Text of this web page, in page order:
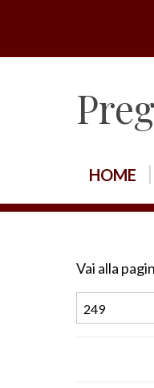
i
t
HOME
Vai alla